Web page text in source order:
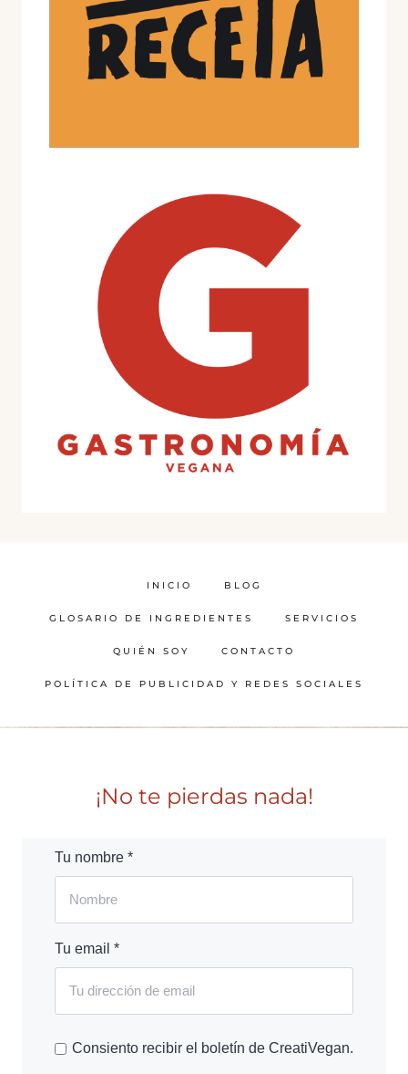
INICIO BLOG
GLOSARIO DE INGREDIENTES SERVICIOS
QUIÉN SOY CONTACTO
POLÍTICA DE PUBLICIDAD Y REDES SOCIALES
¡No te pierdas nada!
Tu nombre *
Tu email *
Consiento recibir el boletín de CreatiVegan.